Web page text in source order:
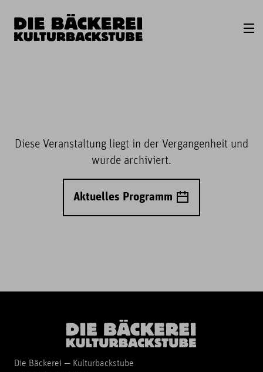
Diese Veranstaltung liegt in der Vergangenheit und
wurde archiviert.
Aktuelles Programm
Die Bäckerei — Kulturbackstube